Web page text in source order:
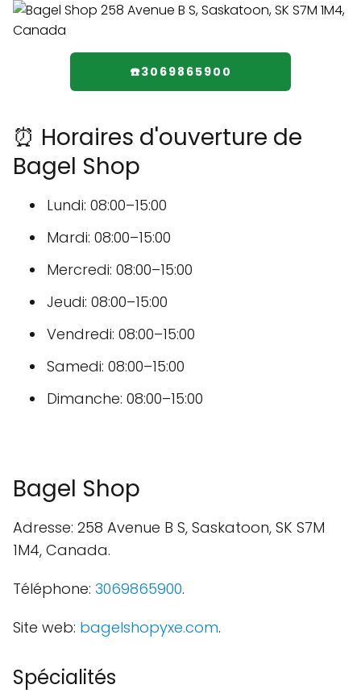
☎️3069865900
⏰ Horaires d'ouverture de
Bagel Shop
Lundi: 08:00–15:00
Mardi: 08:00–15:00
Mercredi: 08:00–15:00
Jeudi: 08:00–15:00
Vendredi: 08:00–15:00
Samedi: 08:00–15:00
Dimanche: 08:00–15:00
Bagel Shop
Adresse: 258 Avenue B S, Saskatoon, SK S7M
1M4, Canada.
Téléphone: 3069865900.
Site web: bagelshopyxe.com.
Spécialités